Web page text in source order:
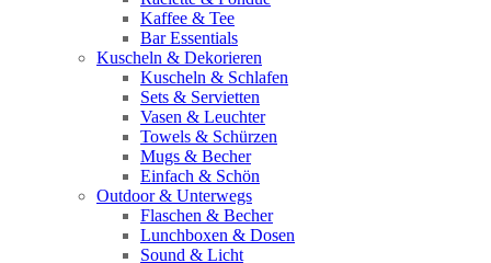
Kaffee & Tee
Bar Essentials
Kuscheln & Dekorieren
Kuscheln & Schlafen
Sets & Servietten
Vasen & Leuchter
Towels & Schürzen
Mugs & Becher
Einfach & Schön
Outdoor & Unterwegs
Flaschen & Becher
Lunchboxen & Dosen
Sound & Licht